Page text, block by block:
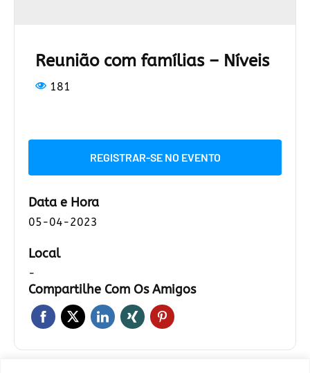
Reunião com famílias – Níveis
181
REGISTRAR-SE NO EVENTO
Data e Hora
05-04-2023
Local
-
Compartilhe Com Os Amigos